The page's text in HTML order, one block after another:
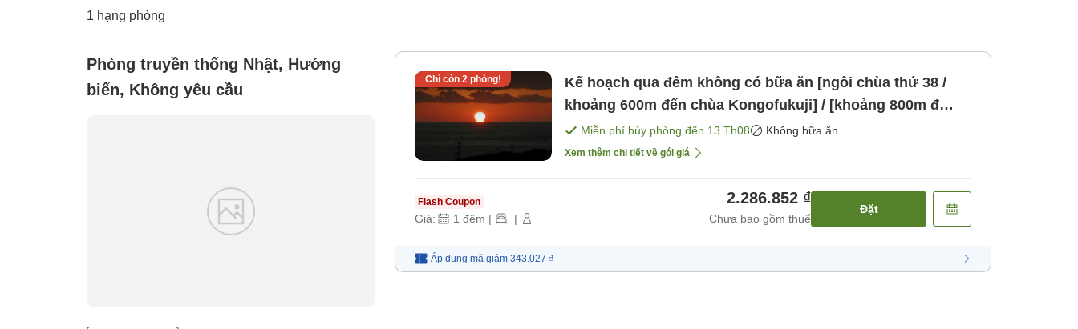
1 hạng phòng
Phòng truyền thống Nhật, Hướng
biển, Không yêu cầu
Chỉ còn 2phòng!
Kế hoạch qua đêm không có bữa ăn [ngôi chùa thứ 38 /
khoảng 600m đến chùa Kongofukuji] / [khoảng 800m đ
[Không bao gồm bữa ăn]
Miễn phí hủy phòng đến 13 Th08 Không bữa ăn
Xem thêm chi tiết về gói giá
Flash Coupon
Giá: 1 đêm | |
2.286.852 ₫
Chưa bao gồm thuế
Đặt
Áp dụng mã giảm 343.027 ₫